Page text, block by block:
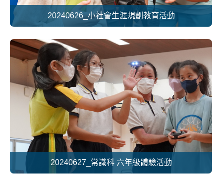
20240626_小社會生涯規劃教育活動
20240627_常識科 六年級體驗活動